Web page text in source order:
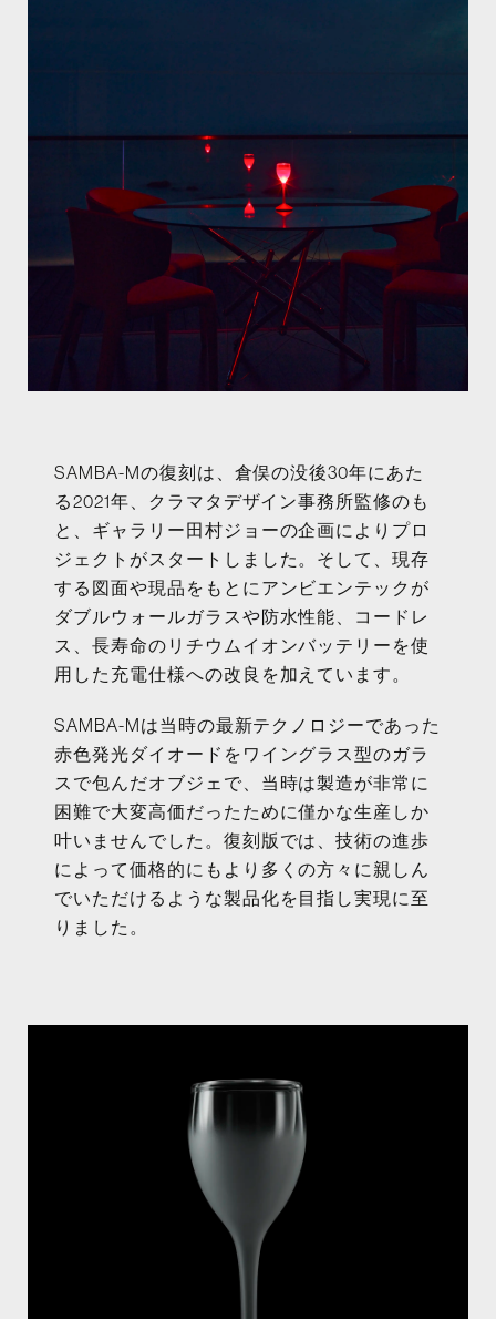
SAMBA-Mの復刻は、倉俣の没後30年にあた
る2021年、クラマタデザイン事務所監修のも
と、ギャラリー田村ジョーの企画によりプロ
ジェクトがスタートしました。そして、現存
する図面や現品をもとにアンビエンテックが
ダブルウォールガラスや防水性能、コードレ
ス、長寿命のリチウムイオンバッテリーを使
用した充電仕様への改良を加えています。
SAMBA-Mは当時の最新テクノロジーであった
赤色発光ダイオードをワイングラス型のガラ
スで包んだオブジェで、当時は製造が非常に
困難で大変高価だったために僅かな生産しか
叶いませんでした。復刻版では、技術の進歩
によって価格的にもより多くの方々に親しん
でいただけるような製品化を目指し実現に至
りました。